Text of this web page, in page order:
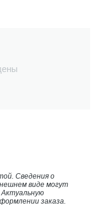
Сведения о
виде могут
заказа.